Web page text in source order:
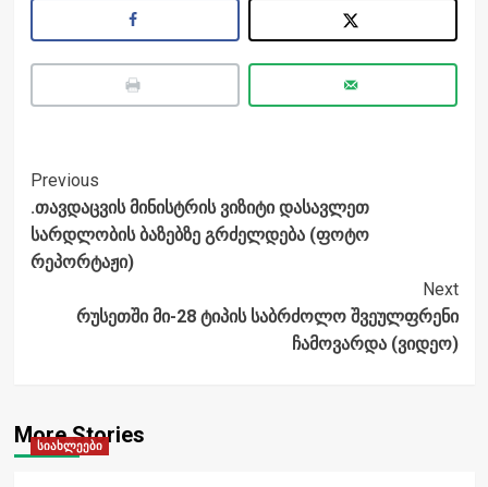
Post
Navigation
Previous
.თავდაცვის მინისტრის ვიზიტი დასავლეთ
სარდლობის ბაზებზე გრძელდება (ფოტო
რეპორტაჟი)
Next
რუსეთში მი-28 ტიპის საბრძოლო შვეულფრენი
ჩამოვარდა (ვიდეო)
More Stories
სიახლეები